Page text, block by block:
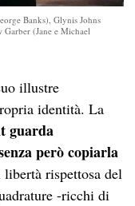
Banks), Glynis Johns
(Jane e Michael
illustre
identità. La
guarda
però copiarla
rispettosa del
-ricchi di